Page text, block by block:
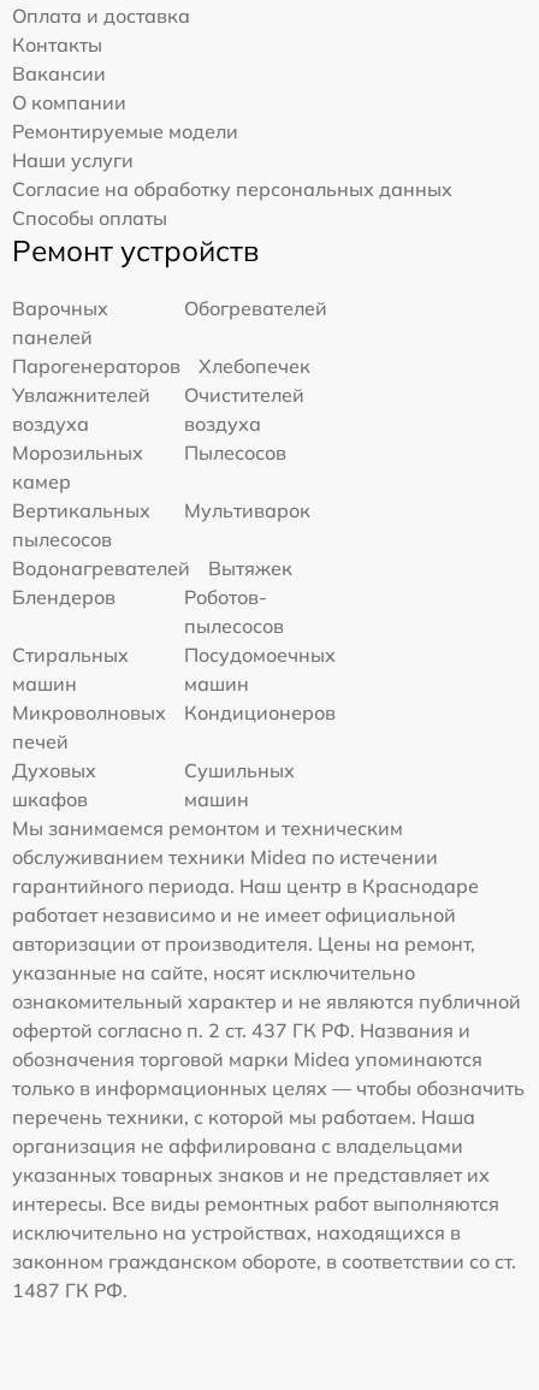
Оплата и доставка
Контакты
Вакансии
О компании
Ремонтируемые модели
Наши услуги
Согласие на обработку персональных данных
Способы оплаты
Ремонт устройств
Варочных
панелей
Обогревателей
Парогенераторов
Хлебопечек
Увлажнителей
воздуха
Очистителей
воздуха
Морозильных
камер
Пылесосов
Вертикальных
пылесосов
Мультиварок
Водонагревателей
Вытяжек
Блендеров
Роботов-
пылесосов
Стиральных
машин
Посудомоечных
машин
Микроволновых
печей
Кондиционеров
Духовых
шкафов
Сушильных
машин
Мы занимаемся ремонтом и техническим
обслуживанием техники Midea по истечении
гарантийного периода. Наш центр в Краснодаре
работает независимо и не имеет официальной
авторизации от производителя. Цены на ремонт,
указанные на сайте, носят исключительно
ознакомительный характер и не являются публичной
офертой согласно п. 2 ст. 437 ГК РФ. Названия и
обозначения торговой марки Midea упоминаются
только в информационных целях — чтобы обозначить
перечень техники, с которой мы работаем. Наша
организация не аффилирована с владельцами
указанных товарных знаков и не представляет их
интересы. Все виды ремонтных работ выполняются
исключительно на устройствах, находящихся в
законном гражданском обороте, в соответствии со ст.
1487 ГК РФ.